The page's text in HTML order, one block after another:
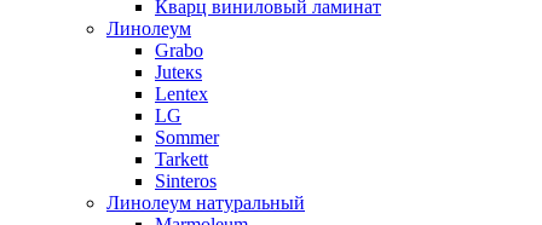
Кварц виниловый ламинат
Линолеум
Grabo
Juteкs
Lentex
LG
Sommer
Tarkett
Sinteros
Линолеум натуральный